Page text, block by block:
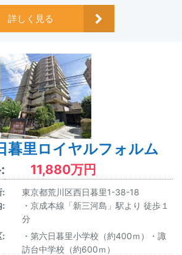
詳しく見る
暮里ロイヤルフォルム
11,880万円
:
東京都荒川区西日暮里1-38-18
:
・京成本線「新三河島」駅より 徒歩１
分
:
・第六日暮里小学校（約400ｍ）・諏
訪台中学校（約600ｍ）